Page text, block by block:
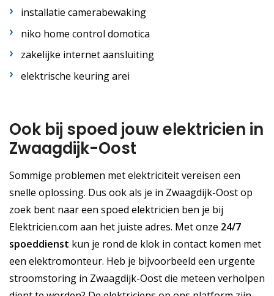
installatie camerabewaking
niko home control domotica
zakelijke internet aansluiting
elektrische keuring arei
Ook bij spoed jouw elektricien in
Zwaagdijk-Oost
Sommige problemen met elektriciteit vereisen een
snelle oplossing. Dus ook als je in Zwaagdijk-Oost op
zoek bent naar een spoed elektricien ben je bij
Elektricien.com aan het juiste adres. Met onze 24/7
spoeddienst kun je rond de klok in contact komen met
een elektromonteur. Heb je bijvoorbeeld een urgente
stroomstoring in Zwaagdijk-Oost die meteen verholpen